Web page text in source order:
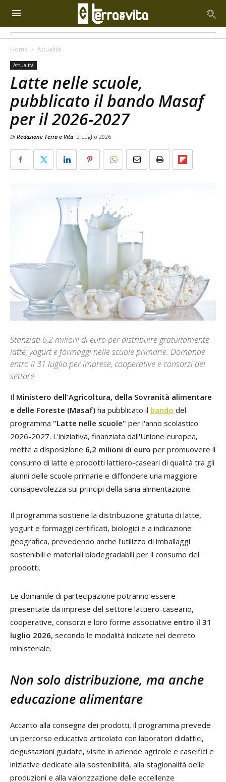
Home Attualità
Attualità
Latte nelle scuole,
pubblicato il bando Masaf
per il 2026-2027
Di Redazione Terra e Vita 2 Luglio 2026
Stanziati 6,2 milioni di euro per distribuire gratuitamente
latte, yogurt e formaggi nelle scuole primarie. Domande
entro il 31 luglio per imprese, cooperative e consorzi del
settore
Il Ministero dell'Agricoltura, della Sovranità alimentare
e delle Foreste (Masaf) ha pubblicato il bando del
programma "Latte nelle scuole" per l'anno scolastico
2026-2027. L'iniziativa, finanziata dall'Unione europea,
mette a disposizione 6,2 milioni di euro per promuovere il
consumo di latte e prodotti lattiero-caseari di qualità tra gli
alunni delle scuole primarie e diffondere una maggiore
consapevolezza sui principi della sana alimentazione.
Il programma sostiene la distribuzione gratuita di latte,
yogurt e formaggi certificati, biologici e a indicazione
geografica, prevedendo anche l'utilizzo di imballaggi
sostenibili e materiali biodegradabili per il consumo dei
prodotti.
Le domande di partecipazione potranno essere
presentate da imprese del settore lattiero-caseario,
cooperative, consorzi e loro forme associative entro il 31
luglio 2026, secondo le modalità indicate nel decreto
ministeriale.
Non solo distribuzione, ma anche
educazione alimentare
Accanto alla consegna dei prodotti, il programma prevede
un percorso educativo articolato con laboratori didattici,
degustazioni guidate, visite in aziende agricole e caseifici e
iniziative dedicate alla sostenibilità, alla stagionalità delle
produzioni e alla valorizzazione delle eccellenze